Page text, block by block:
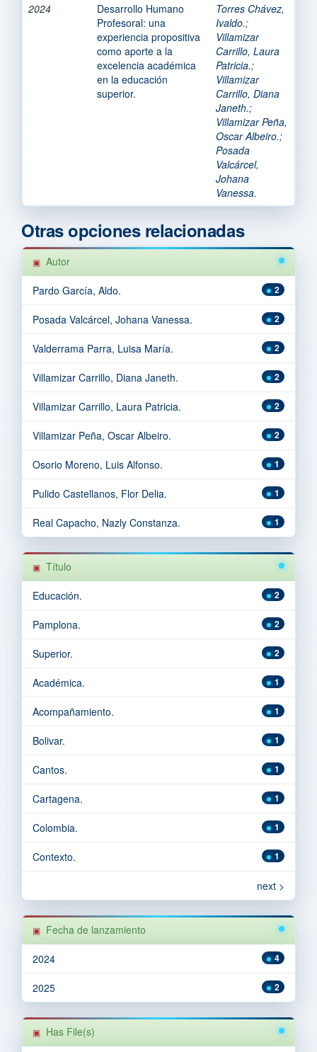
2024
Desarrollo Humano
Profesoral: una
experiencia propositiva
como aporte a la
excelencia académica
en la educación
superior.
Torres Chávez,
Ivaldo.;
Villamizar
Carrillo, Laura
Patricia.;
Villamizar
Carrillo, Diana
Janeth.;
Villamizar Peña,
Oscar Albeiro.;
Posada
Valcárcel,
Johana
Vanessa.
Otras opciones relacionadas
Autor
2
Pardo García, Aldo.
2
Posada Valcárcel, Johana Vanessa.
2
Valderrama Parra, Luisa María.
2
Villamizar Carrillo, Diana Janeth.
2
Villamizar Carrillo, Laura Patricia.
2
Villamizar Peña, Oscar Albeiro.
1
Osorio Moreno, Luis Alfonso.
1
Pulido Castellanos, Flor Delia.
1
Real Capacho, Nazly Constanza.
Título
2
Educación.
2
Pamplona.
2
Superior.
1
Académica.
1
Acompañamiento.
1
Bolivar.
1
Cantos.
1
Cartagena.
1
Colombia.
1
Contexto.
next >
Fecha de lanzamiento
4
2024
2
2025
Has File(s)